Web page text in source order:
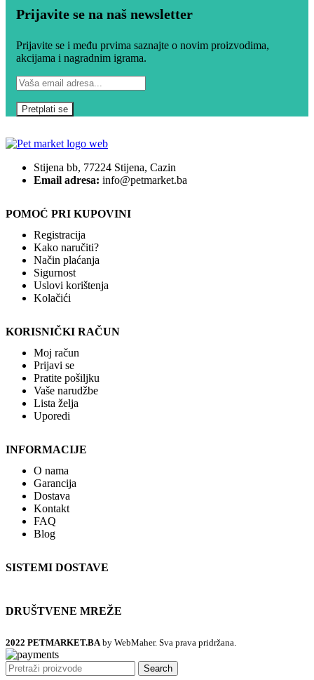
Prijavite se na naš newsletter
Prijavite se i među prvima saznajte o novim proizvodima,
akcijama i nagradnim igrama.
Stijena bb, 77224 Stijena, Cazin
Email adresa: info@petmarket.ba
POMOĆ PRI KUPOVINI
Registracija
Kako naručiti?
Način plaćanja
Sigurnost
Uslovi korištenja
Kolačići
KORISNIČKI RAČUN
Moj račun
Prijavi se
Pratite pošiljku
Vaše narudžbe
Lista želja
Uporedi
INFORMACIJE
O nama
Garancija
Dostava
Kontakt
FAQ
Blog
SISTEMI DOSTAVE
DRUŠTVENE MREŽE
2022 PETMARKET.BAby WebMaher. Sva prava pridržana.
Search